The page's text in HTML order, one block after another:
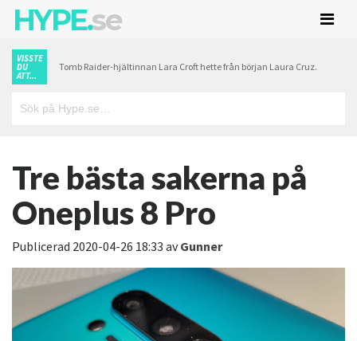
HYPE.se
VISSTE
DU
ATT...
Tomb Raider-hjältinnan Lara Croft hette från början Laura Cruz.
Tre bästa sakerna på
Oneplus 8 Pro
Publicerad 2020-04-26 18:33 avGunner